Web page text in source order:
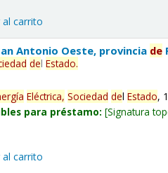
al carrito
Antonio Oeste, provincia de
delEstado.
Eléctrica, Sociedad delEstado,
para préstamo: Signatura
al carrito